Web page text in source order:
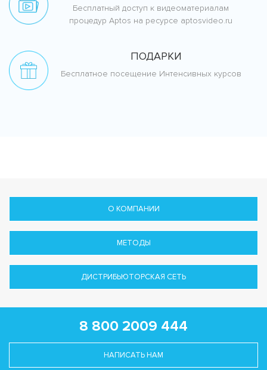
Бесплатный доступ к видеоматериалам
процедур Aptos на ресурсе aptosvideo.ru
ПОДАРКИ
Бесплатное посещение Интенсивных курсов
О КОМПАНИИ
МЕТОДЫ
ДИСТРИБЬЮТОРСКАЯ СЕТЬ
8 800 2009 444
НАПИСАТЬ НАМ